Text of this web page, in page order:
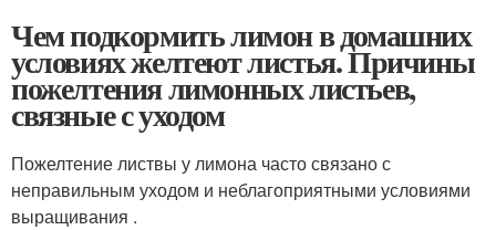
Чем подкормить лимон в домашних
условиях желтеют листья. Причины
пожелтения лимонных листьев,
связные с уходом
Пожелтение листвы у лимона часто связано с
неправильным уходом и неблагоприятными условиями
выращивания .